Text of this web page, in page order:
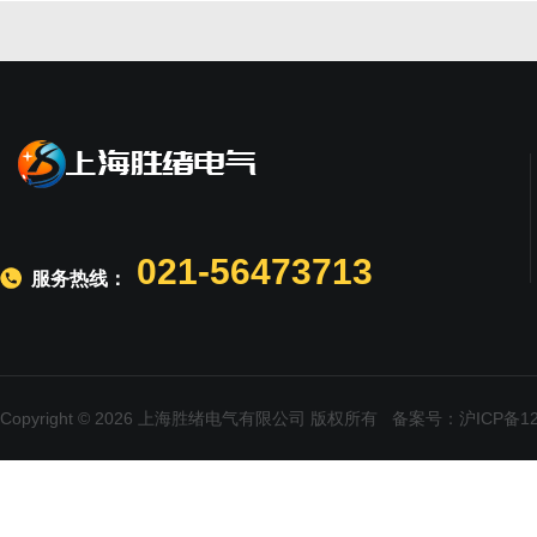
服务热线： 021-56473713
Copyright © 2026 上海胜绪电气有限公司 版权所有 备案号：沪ICP备